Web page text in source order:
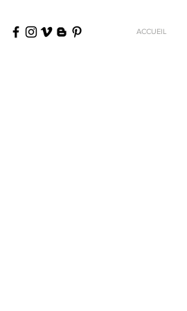
ACCUEIL